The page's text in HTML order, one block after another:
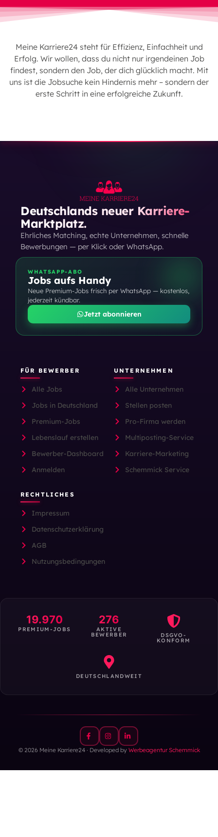
Meine Karriere24 steht für Effizienz, Einfachheit und
Erfolg. Wir wollen, dass du nicht nur irgendeinen Job
findest, sondern den Job, der dich glücklich macht. Mit
uns ist die Jobsuche kein Hindernis mehr – sondern der
erste Schritt in eine erfolgreiche Zukunft.
Deutschlands neuer Karriere-
Marktplatz.
Ehrliches Matching, echte Unternehmen, schnelle
Bewerbungen — per Klick oder WhatsApp.
WHATSAPP-ABO
Jobs aufs Handy
Neue Premium-Jobs frisch per WhatsApp — kostenlos,
jederzeit kündbar.
Jetzt abonnieren
FÜR BEWERBER
Alle Jobs
Jobs in Deutschland
Premium-Jobs
Lebenslauf erstellen
Bewerber-Dashboard
Anmelden
UNTERNEHMEN
Alle Unternehmen
Stellen posten
Pro-Firma werden
Multiposting-Service
Karriere-Marketing
Schemmick Service
RECHTLICHES
Impressum
Datenschutzerklärung
AGB
Nutzungsbedingungen
19.970
PREMIUM-JOBS
276
AKTIVE
BEWERBER DSGVO-
KONFORM
DEUTSCHLANDWEIT
© 2026 Meine Karriere24 · Developed by Werbeagentur Schemmick